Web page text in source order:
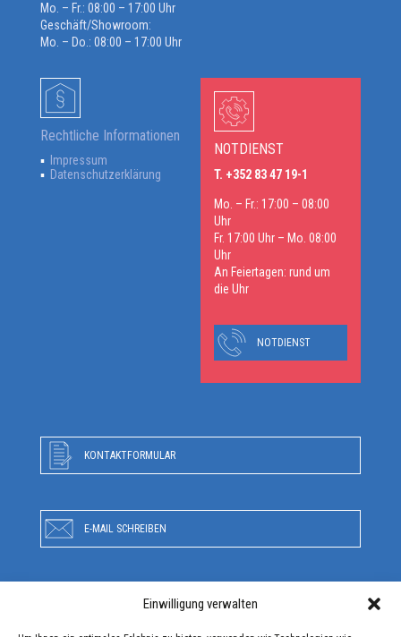
Einwilligung verwalten
Mo. – Fr.: 08:00 – 17:00 Uhr
Geschäft/Showroom:
Mo. – Do.: 08:00 – 17:00 Uhr
Rechtliche Informationen
Impressum
Datenschutzerklärung
NOTDIENST
T. +352 83 47 19-1
Mo. – Fr.: 17:00 – 08:00
Uhr
Fr. 17:00 Uhr – Mo. 08:00
Uhr
An Feiertagen: rund um
die Uhr
NOTDIENST
KONTAKTFORMULAR
E-MAIL SCHREIBEN
RUFEN SIE UNS AN